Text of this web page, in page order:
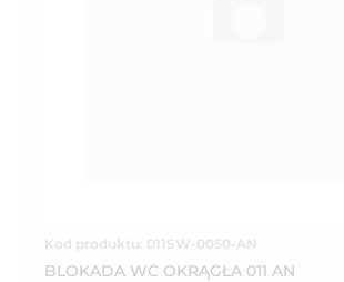
Kod produktu: 011SW-0050-AN
BLOKADA WC OKRĄGŁA 011 AN